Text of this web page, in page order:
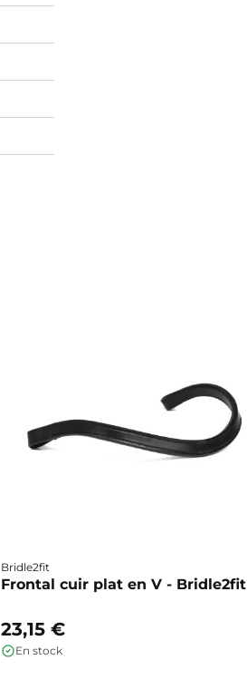
Bridle2fit
Frontal cuir plat en V - Bridle2fit
23,15 €
En stock